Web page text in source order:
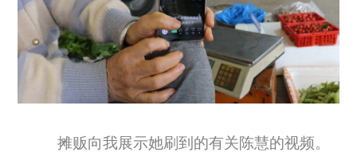
摊贩向我展示她刷到的有关陈慧的视频。